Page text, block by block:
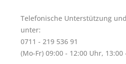
Telefonische Unterstützung
unter:
0711 - 219 536 91
(Mo-Fr) 09:00 - 12:00 Uhr, 13:00